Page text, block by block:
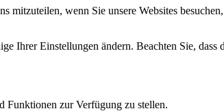
wenn Sie unsere Websites
Ihrer Einstellungen ändern. Beachten Sie,
Funktionen zur Verfügung zu stellen.